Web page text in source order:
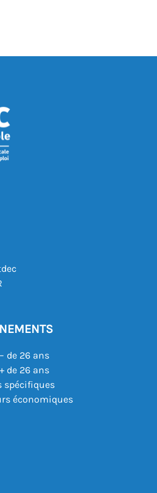
de 26 ans
de 26 ans
spécifiques
économiques